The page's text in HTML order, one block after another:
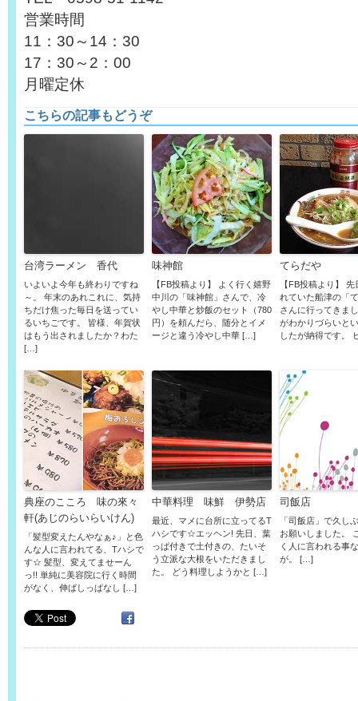
営業時間
11：30～14：30
17：30～2：00
月曜定休
こちらの記事もどうぞ
台湾ラーメン 香代
いよいよ今年も終わりですね
～。 年末のあれこれに、気持
ちだけ焦った毎日を送ってい
るいちごです。 皆様、年賀状
はもう出されましたか？わた
[…]
味神館
【FB投稿より】 よく行く嬉野
中川の「味神館」さんで、冷
やし中華と炒飯のセット（780
円）を頼んだら、随分とイメ
ージと違う冷やし中華 […]
てらだや
【FB投稿より】
れていた船津の「
さんに行ってきま
がわかりづらいと
したが納得です。
典座のこころ 味の來々
軒(あじのらいらいけん)
「髪型変えたんやなぁ♪」と色
んな人に言われてる、Tハシで
す☆ 髪型、変えてませーん
っ!! 単純に美容院に行く時間
がなく、伸ばしっぱなし […]
中華料理 味鮮 伊勢店
最近、マメに台所に立ってるT
ハシです☆エッヘン! 先日、葉
っぱ付きで土付きの、たいそ
う立派な大根をいただきまし
た。 どう料理しようかと […]
司飯店
「司飯店」で久し
お願いしました。
く人に言われる事
が。 […]